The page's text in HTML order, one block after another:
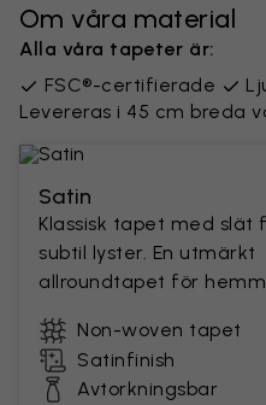
Om våra material
Alla våra tapeter är:
FSC®-certifierade
Levereras i 45 cm breda
Satin
Klassisk tapet med slät
subtil lyster. En utmärkt
allroundtapet för
Non-woven tapet
Satinfinish
Avtorkningsbar